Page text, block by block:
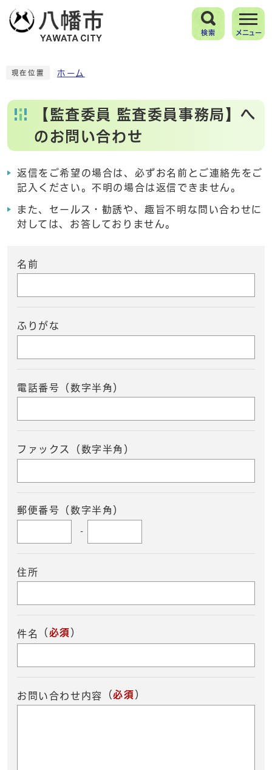
検索 メニュー
現在位置 ホーム
【監査委員 監査委員事務局】へ
のお問い合わせ
返信をご希望の場合は、必ずお名前とご連絡先をご
記入ください。不明の場合は返信できません。
また、セールス・勧誘や、趣旨不明な問い合わせに
対しては、お答しておりません。
名前
ふりがな
電話番号（数字半角）
ファックス（数字半角）
郵便番号（数字半角）
-
住所
件名 （ 必須 ）
お問い合わせ内容 （必須 ）